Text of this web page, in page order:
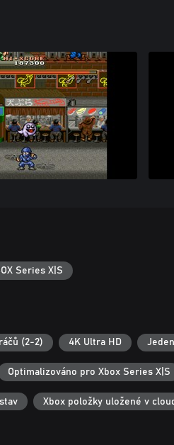
Series X|S
(2-2) 4K Ultra HD
Optimalizováno pro Xbox Series X|S
Xbox položky uložené v